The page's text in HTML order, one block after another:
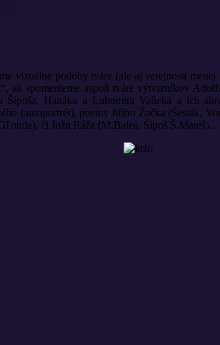
vizuálne podoby tváre (ale aj verejnosti
ak spomenieme aspoň tváre výtvarníkov
Hanáka a Lubomira Vaňeka a ich
(autoportrét), poetov Jiřího Žačka (Šesták,
či Joža Ráža (M.Balea, Šípoš Š.Mareš)...